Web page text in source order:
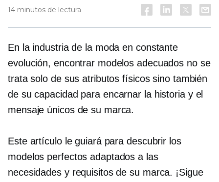
14 minutos de lectura
En la industria de la moda en constante
evolución, encontrar modelos adecuados no se
trata solo de sus atributos físicos sino también
de su capacidad para encarnar la historia y el
mensaje únicos de su marca.
Este artículo le guiará para descubrir los
modelos perfectos adaptados a las
necesidades y requisitos de su marca. ¡Sigue